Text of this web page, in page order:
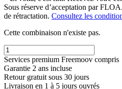
Sous réserve d’acceptation par
de rétractation. Consultez les
Cette combinaison n'existe pas.
Services premium Freemoov compris
Garantie 2 ans incluse
Retour gratuit sous 30 jours
Livraison en 1 à 5 jours ouvrés